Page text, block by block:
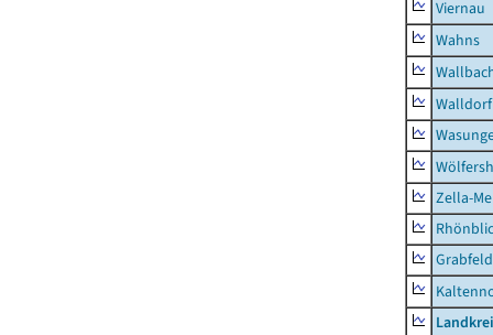
Viernau
Wahns
Walldorf
Zella-
Grabfeld